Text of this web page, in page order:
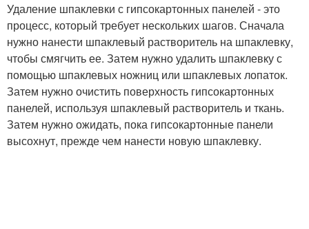
Удаление шпаклевки с гипсокартонных панелей - это
процесс, который требует нескольких шагов. Сначала
нужно нанести шпаклевый растворитель на шпаклевку,
чтобы смягчить ее. Затем нужно удалить шпаклевку с
помощью шпаклевых ножниц или шпаклевых лопаток.
Затем нужно очистить поверхность гипсокартонных
панелей, используя шпаклевый растворитель и ткань.
Затем нужно ожидать, пока гипсокартонные панели
высохнут, прежде чем нанести новую шпаклевку.